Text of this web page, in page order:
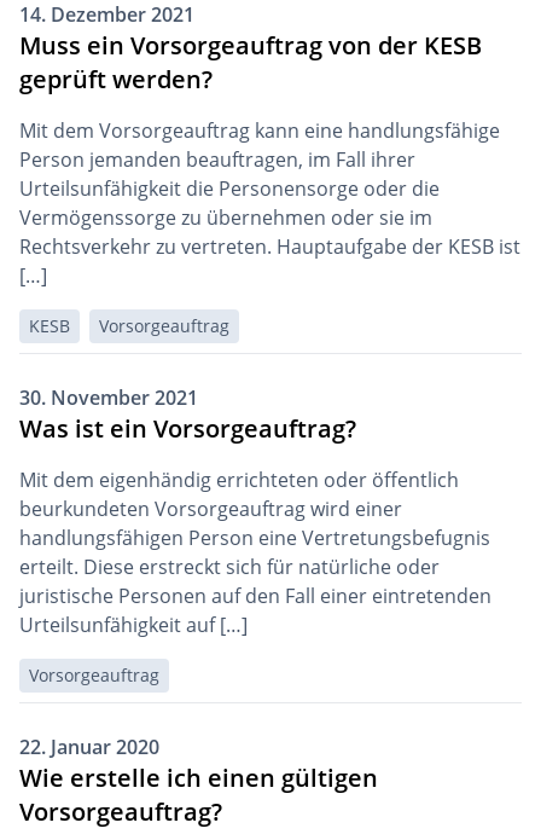
14. Dezember 2021
Muss ein Vorsorgeauftrag von der KESB
geprüft werden?
Mit dem Vorsorgeauftrag kann eine handlungsfähige
Person jemanden beauftragen, im Fall ihrer
Urteilsunfähigkeit die Personensorge oder die
Vermögenssorge zu übernehmen oder sie im
Rechtsverkehr zu vertreten. Hauptaufgabe der KESB ist
[…]
KESB Vorsorgeauftrag
30. November 2021
Was ist ein Vorsorgeauftrag?
Mit dem eigenhändig errichteten oder öffentlich
beurkundeten Vorsorgeauftrag wird einer
handlungsfähigen Person eine Vertretungsbefugnis
erteilt. Diese erstreckt sich für natürliche oder
juristische Personen auf den Fall einer eintretenden
Urteilsunfähigkeit auf […]
Vorsorgeauftrag
22. Januar 2020
Wie erstelle ich einen gültigen
Vorsorgeauftrag?